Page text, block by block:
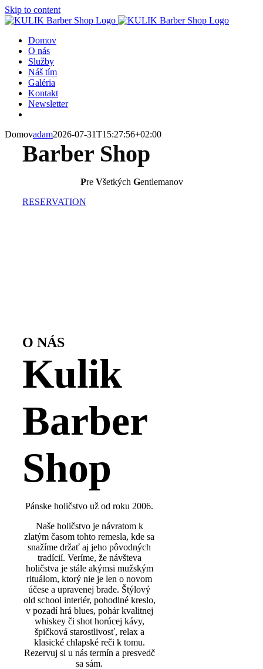
Skip to content
Domov
O nás
Služby
Náš tím
Galéria
Kontakt
Newsletter
Domovadam2026-07-31T15:27:56+02:00
Barber Shop
Pre Všetkých Gentlemanov
RESERVATION
O NÁS
Kulik
Barber
Shop
Pánske holičstvo už od roku 2006.
Naše holičstvo je návratom k
zlatým časom tohto remesla, kde sa
snažíme držať aj jeho pôvodných
tradícií. Veríme, že návšteva
holičstva je stále akýmsi mužským
rituálom, ktorý nie je len o novom
účese a upravenej brade. Štýlový
old school interiér, pohodlné kreslo,
v pozadí hrá blues, pohár kvalitnej
whiskey či shot horúcej kávy,
špičková starostlivosť, relax a
klasické chlapské reči k tomu.
Rezervuj si u nás termín a presvedč
sa sám.